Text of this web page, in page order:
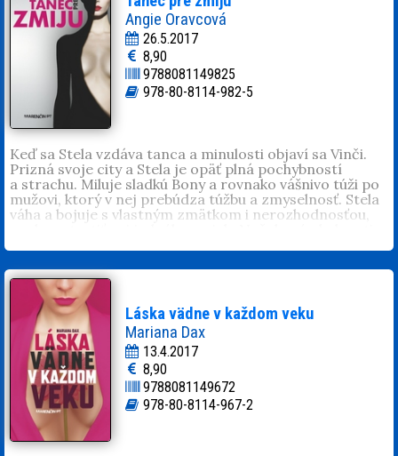
organizácii ŽELAJ SI.
Angie Oravcová
26.5.2017
8,90
9788081149825
978-80-8114-982-5
Keď sa Stela vzdáva tanca a minulosti objaví sa Vinči.
Prizná svoje city a Stela je opäť plná pochybností
a strachu. Miluje sladkú Bony a rovnako vášnivo túži po
mužovi, ktorý v nej prebúdza túžbu a zmyselnosť. Stela
váha a bojuje s vlastným zmätkom i nerozhodnosťou,
rozhodnutiu. Vtedy sa jej však zmocní šialenec a začína
peklo...
Angie Oravcová (1972) publikuje články, píše poviedky a
poéziu. Vyšli jej knihySpoveď opatrovateľky
(2016). Jej inšpiráciou je život a človečina.
Láska vädne v každom veku
Mariana Dax
13.4.2017
8,90
9788081149672
978-80-8114-967-2